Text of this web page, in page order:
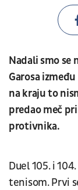
Nadali smo
Garosa
na kraju to
predao meč
protivnika.
Duel 105. i
tenisom. Prvi